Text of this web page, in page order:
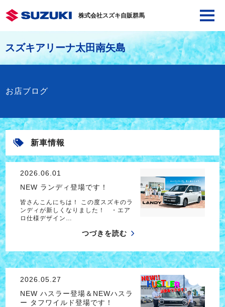
株式会社スズキ自販群馬
スズキアリーナ太田南矢島
お店ブログ
新車情報
2026.06.01
NEW ランディ登場です！
皆さんこんにちは！ この度スズキのラ
ンディが新しくなりました！ ・エア
ロ仕様デザイン…
つづきを読む
2026.05.27
NEW ハスラー登場＆NEWハスラ
ー タフワイルド登場です！